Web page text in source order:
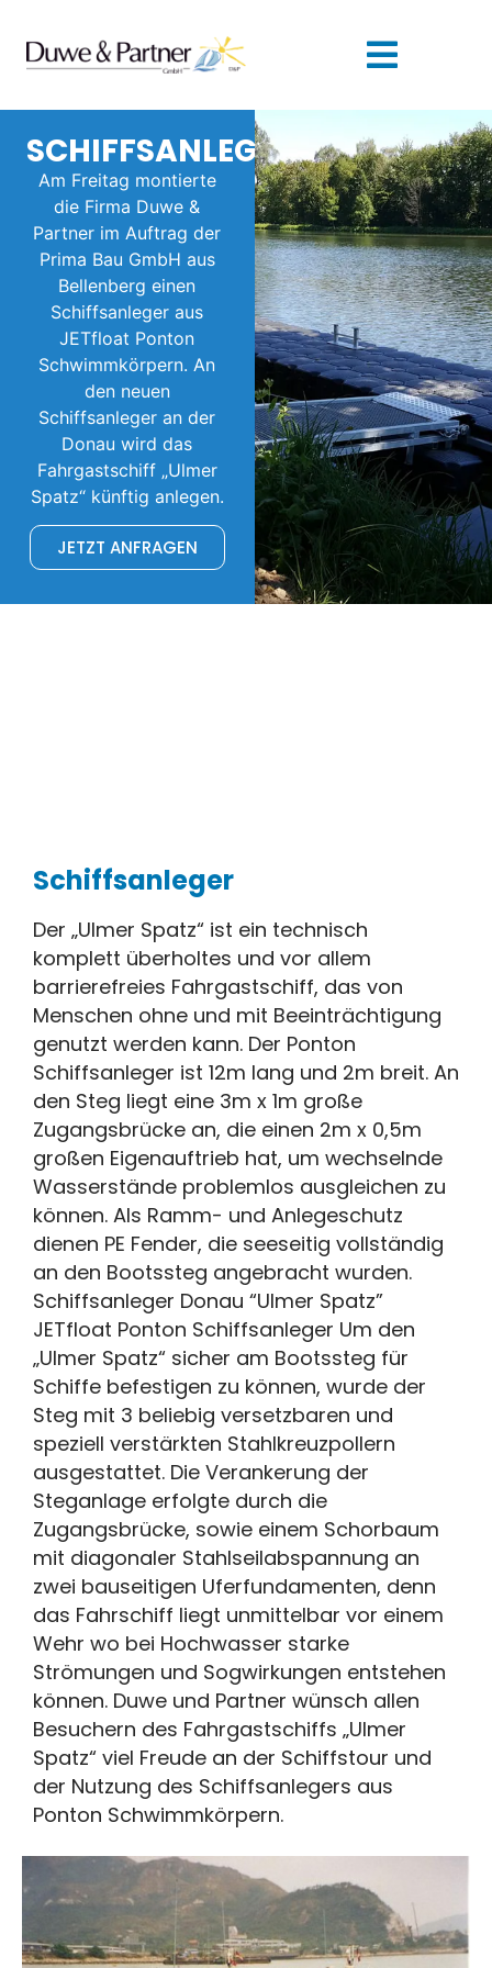
SCHIFFSANLEGER
Am Freitag montierte
die Firma Duwe &
Partner im Auftrag der
Prima Bau GmbH aus
Bellenberg einen
Schiffsanleger aus
JETfloat Ponton
Schwimmkörpern. An
den neuen
Schiffsanleger an der
Donau wird das
Fahrgastschiff „Ulmer
Spatz“ künftig anlegen.
JETZT ANFRAGEN
Schiffsanleger
Der „Ulmer Spatz“ ist ein technisch
komplett überholtes und vor allem
barrierefreies Fahrgastschiff, das von
Menschen ohne und mit Beeinträchtigung
genutzt werden kann. Der Ponton
Schiffsanleger ist 12m lang und 2m breit. An
den Steg liegt eine 3m x 1m große
Zugangsbrücke an, die einen 2m x 0,5m
großen Eigenauftrieb hat, um wechselnde
Wasserstände problemlos ausgleichen zu
können. Als Ramm- und Anlegeschutz
dienen PE Fender, die seeseitig vollständig
an den Bootssteg angebracht wurden.
Schiffsanleger Donau “Ulmer Spatz”
JETfloat Ponton Schiffsanleger Um den
„Ulmer Spatz“ sicher am Bootssteg für
Schiffe befestigen zu können, wurde der
Steg mit 3 beliebig versetzbaren und
speziell verstärkten Stahlkreuzpollern
ausgestattet. Die Verankerung der
Steganlage erfolgte durch die
Zugangsbrücke, sowie einem Schorbaum
mit diagonaler Stahlseilabspannung an
zwei bauseitigen Uferfundamenten, denn
das Fahrschiff liegt unmittelbar vor einem
Wehr wo bei Hochwasser starke
Strömungen und Sogwirkungen entstehen
können. Duwe und Partner wünsch allen
Besuchern des Fahrgastschiffs „Ulmer
Spatz“ viel Freude an der Schiffstour und
der Nutzung des Schiffsanlegers aus
Ponton Schwimmkörpern.